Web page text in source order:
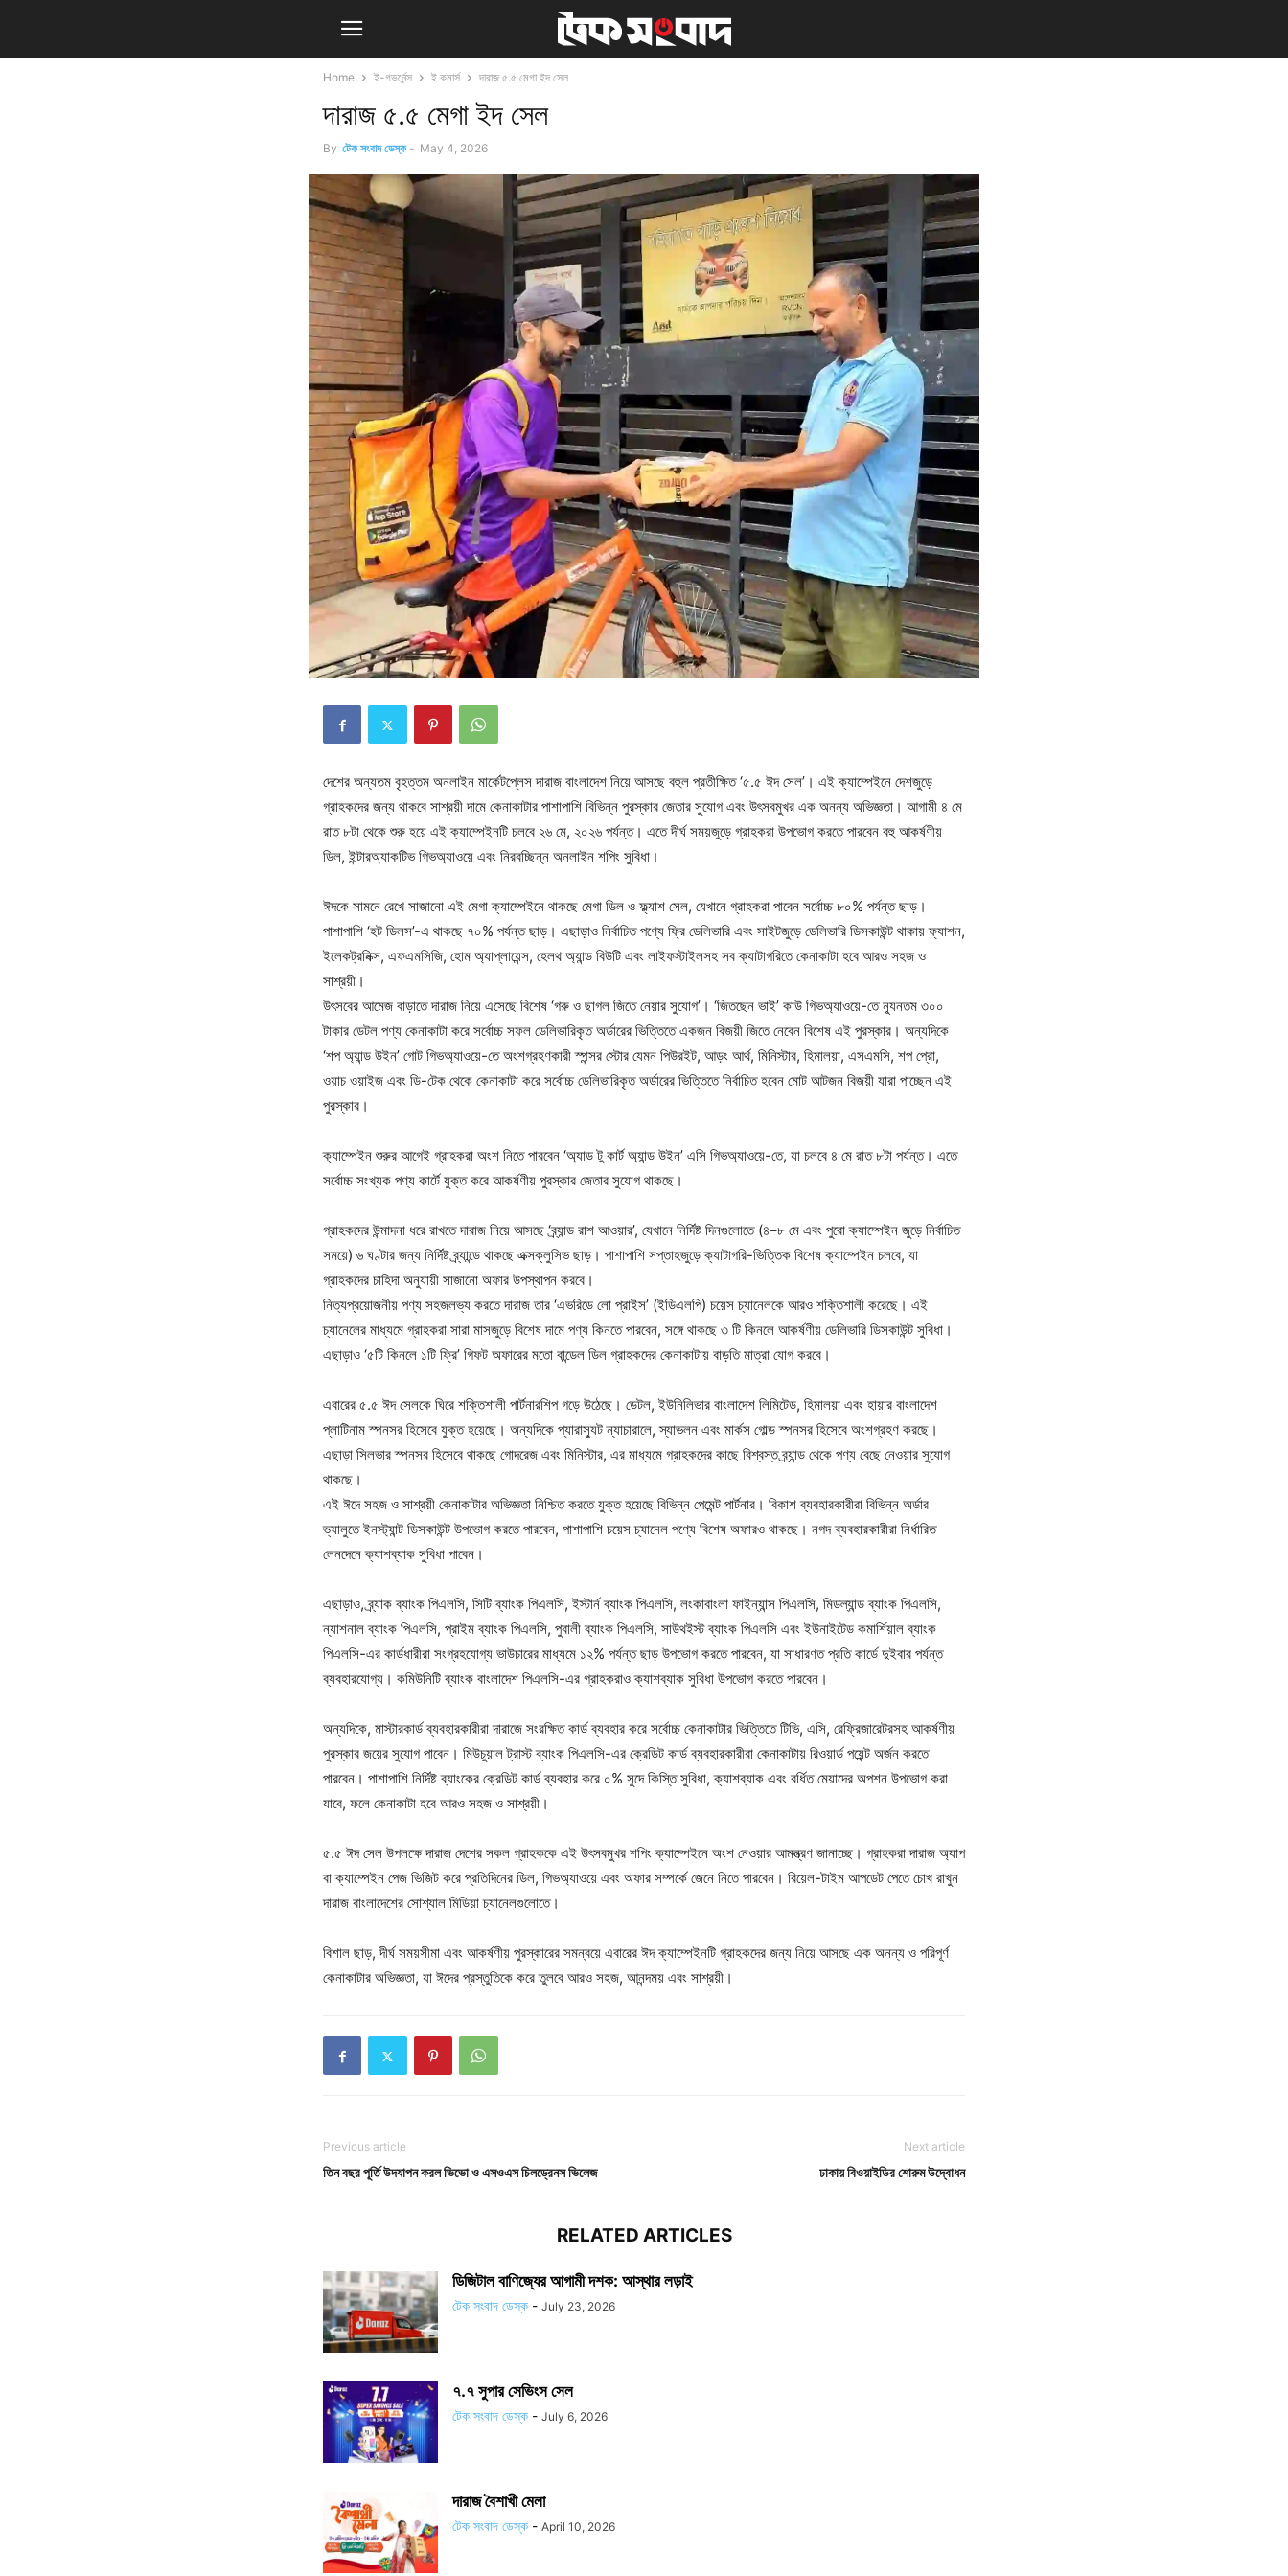
Home ই-গভর্নেন্স ই কমার্স দারাজ ৫.৫ মেগা ইদ সেল
দারাজ ৫.৫ মেগা ইদ সেল
By টেক সংবাদ ডেস্ক - May 4, 2026
দেশের অন্যতম বৃহত্তম অনলাইন মার্কেটপ্লেস দারাজ বাংলাদেশ নিয়ে আসছে বহুল প্রতীক্ষিত ‘৫.৫ ঈদ সেল’। এই ক্যাম্পেইনে দেশজুড়ে
গ্রাহকদের জন্য থাকবে সাশ্রয়ী দামে কেনাকাটার পাশাপাশি বিভিন্ন পুরস্কার জেতার সুযোগ এবং উৎসবমুখর এক অনন্য অভিজ্ঞতা। আগামী ৪ মে
রাত ৮টা থেকে শুরু হয়ে এই ক্যাম্পেইনটি চলবে ২৬ মে, ২০২৬ পর্যন্ত। এতে দীর্ঘ সময়জুড়ে গ্রাহকরা উপভোগ করতে পারবেন বহু আকর্ষণীয়
ডিল, ইন্টারঅ্যাকটিভ গিভঅ্যাওয়ে এবং নিরবচ্ছিন্ন অনলাইন শপিং সুবিধা।
ঈদকে সামনে রেখে সাজানো এই মেগা ক্যাম্পেইনে থাকছে মেগা ডিল ও ফ্ল্যাশ সেল, যেখানে গ্রাহকরা পাবেন সর্বোচ্চ ৮০% পর্যন্ত ছাড়।
পাশাপাশি ‘হট ডিলস’-এ থাকছে ৭০% পর্যন্ত ছাড়। এছাড়াও নির্বাচিত পণ্যে ফ্রি ডেলিভারি এবং সাইটজুড়ে ডেলিভারি ডিসকাউন্ট থাকায় ফ্যাশন,
ইলেকট্রনিক্স, এফএমসিজি, হোম অ্যাপ্লায়েন্স, হেলথ অ্যান্ড বিউটি এবং লাইফস্টাইলসহ সব ক্যাটাগরিতে কেনাকাটা হবে আরও সহজ ও
সাশ্রয়ী।
উৎসবের আমেজ বাড়াতে দারাজ নিয়ে এসেছে বিশেষ ‘গরু ও ছাগল জিতে নেয়ার সুযোগ’। ‘জিতছেন ভাই’ কাউ গিভঅ্যাওয়ে-তে ন্যূনতম ৩০০
টাকার ডেটল পণ্য কেনাকাটা করে সর্বোচ্চ সফল ডেলিভারিকৃত অর্ডারের ভিত্তিতে একজন বিজয়ী জিতে নেবেন বিশেষ এই পুরস্কার। অন্যদিকে
‘শপ অ্যান্ড উইন’ গোট গিভঅ্যাওয়ে-তে অংশগ্রহণকারী স্পন্সর স্টোর যেমন পিউরইট, আড়ং আর্থ, মিনিস্টার, হিমালয়া, এসএমসি, শপ প্রো,
ওয়াচ ওয়াইজ এবং ডি-টেক থেকে কেনাকাটা করে সর্বোচ্চ ডেলিভারিকৃত অর্ডারের ভিত্তিতে নির্বাচিত হবেন মোট আটজন বিজয়ী যারা পাচ্ছেন এই
পুরস্কার।
ক্যাম্পেইন শুরুর আগেই গ্রাহকরা অংশ নিতে পারবেন ‘অ্যাড টু কার্ট অ্যান্ড উইন’ এসি গিভঅ্যাওয়ে-তে, যা চলবে ৪ মে রাত ৮টা পর্যন্ত। এতে
সর্বোচ্চ সংখ্যক পণ্য কার্টে যুক্ত করে আকর্ষণীয় পুরস্কার জেতার সুযোগ থাকছে।
গ্রাহকদের উন্মাদনা ধরে রাখতে দারাজ নিয়ে আসছে ‘ব্র্যান্ড রাশ আওয়ার’, যেখানে নির্দিষ্ট দিনগুলোতে (৪–৮ মে এবং পুরো ক্যাম্পেইন জুড়ে নির্বাচিত
সময়ে) ৬ ঘণ্টার জন্য নির্দিষ্ট ব্র্যান্ডে থাকছে এক্সক্লুসিভ ছাড়। পাশাপাশি সপ্তাহজুড়ে ক্যাটাগরি-ভিত্তিক বিশেষ ক্যাম্পেইন চলবে, যা
গ্রাহকদের চাহিদা অনুযায়ী সাজানো অফার উপস্থাপন করবে।
নিত্যপ্রয়োজনীয় পণ্য সহজলভ্য করতে দারাজ তার ‘এভরিডে লো প্রাইস’ (ইডিএলপি) চয়েস চ্যানেলকে আরও শক্তিশালী করেছে। এই
চ্যানেলের মাধ্যমে গ্রাহকরা সারা মাসজুড়ে বিশেষ দামে পণ্য কিনতে পারবেন, সঙ্গে থাকছে ৩ টি কিনলে আকর্ষণীয় ডেলিভারি ডিসকাউন্ট সুবিধা।
এছাড়াও ‘৫টি কিনলে ১টি ফ্রি’ গিফট অফারের মতো বান্ডেল ডিল গ্রাহকদের কেনাকাটায় বাড়তি মাত্রা যোগ করবে।
এবারের ৫.৫ ঈদ সেলকে ঘিরে শক্তিশালী পার্টনারশিপ গড়ে উঠেছে। ডেটল, ইউনিলিভার বাংলাদেশ লিমিটেড, হিমালয়া এবং হায়ার বাংলাদেশ
প্লাটিনাম স্পনসর হিসেবে যুক্ত হয়েছে। অন্যদিকে প্যারাস্যুট ন্যাচারালে, স্যাভলন এবং মার্কস গোল্ড স্পনসর হিসেবে অংশগ্রহণ করছে।
এছাড়া সিলভার স্পনসর হিসেবে থাকছে গোদরেজ এবং মিনিস্টার, এর মাধ্যমে গ্রাহকদের কাছে বিশ্বস্ত ব্র্যান্ড থেকে পণ্য বেছে নেওয়ার সুযোগ
থাকছে।
এই ঈদে সহজ ও সাশ্রয়ী কেনাকাটার অভিজ্ঞতা নিশ্চিত করতে যুক্ত হয়েছে বিভিন্ন পেমেন্ট পার্টনার। বিকাশ ব্যবহারকারীরা বিভিন্ন অর্ডার
ভ্যালুতে ইনস্ট্যান্ট ডিসকাউন্ট উপভোগ করতে পারবেন, পাশাপাশি চয়েস চ্যানেল পণ্যে বিশেষ অফারও থাকছে। নগদ ব্যবহারকারীরা নির্ধারিত
লেনদেনে ক্যাশব্যাক সুবিধা পাবেন।
এছাড়াও, ব্র্যাক ব্যাংক পিএলসি, সিটি ব্যাংক পিএলসি, ইস্টার্ন ব্যাংক পিএলসি, লংকাবাংলা ফাইন্যান্স পিএলসি, মিডল্যান্ড ব্যাংক পিএলসি,
ন্যাশনাল ব্যাংক পিএলসি, প্রাইম ব্যাংক পিএলসি, পুবালী ব্যাংক পিএলসি, সাউথইস্ট ব্যাংক পিএলসি এবং ইউনাইটেড কমার্শিয়াল ব্যাংক
পিএলসি-এর কার্ডধারীরা সংগ্রহযোগ্য ভাউচারের মাধ্যমে ১২% পর্যন্ত ছাড় উপভোগ করতে পারবেন, যা সাধারণত প্রতি কার্ডে দুইবার পর্যন্ত
ব্যবহারযোগ্য। কমিউনিটি ব্যাংক বাংলাদেশ পিএলসি-এর গ্রাহকরাও ক্যাশব্যাক সুবিধা উপভোগ করতে পারবেন।
অন্যদিকে, মাস্টারকার্ড ব্যবহারকারীরা দারাজে সংরক্ষিত কার্ড ব্যবহার করে সর্বোচ্চ কেনাকাটার ভিত্তিতে টিভি, এসি, রেফ্রিজারেটরসহ আকর্ষণীয়
পুরস্কার জয়ের সুযোগ পাবেন। মিউচুয়াল ট্রাস্ট ব্যাংক পিএলসি-এর ক্রেডিট কার্ড ব্যবহারকারীরা কেনাকাটায় রিওয়ার্ড পয়েন্ট অর্জন করতে
পারবেন। পাশাপাশি নির্দিষ্ট ব্যাংকের ক্রেডিট কার্ড ব্যবহার করে ০% সুদে কিস্তি সুবিধা, ক্যাশব্যাক এবং বর্ধিত মেয়াদের অপশন উপভোগ করা
যাবে, ফলে কেনাকাটা হবে আরও সহজ ও সাশ্রয়ী।
৫.৫ ঈদ সেল উপলক্ষে দারাজ দেশের সকল গ্রাহককে এই উৎসবমুখর শপিং ক্যাম্পেইনে অংশ নেওয়ার আমন্ত্রণ জানাচ্ছে। গ্রাহকরা দারাজ অ্যাপ
বা ক্যাম্পেইন পেজ ভিজিট করে প্রতিদিনের ডিল, গিভঅ্যাওয়ে এবং অফার সম্পর্কে জেনে নিতে পারবেন। রিয়েল-টাইম আপডেট পেতে চোখ রাখুন
দারাজ বাংলাদেশের সোশ্যাল মিডিয়া চ্যানেলগুলোতে।
বিশাল ছাড়, দীর্ঘ সময়সীমা এবং আকর্ষণীয় পুরস্কারের সমন্বয়ে এবারের ঈদ ক্যাম্পেইনটি গ্রাহকদের জন্য নিয়ে আসছে এক অনন্য ও পরিপূর্ণ
কেনাকাটার অভিজ্ঞতা, যা ঈদের প্রস্তুতিকে করে তুলবে আরও সহজ, আনন্দময় এবং সাশ্রয়ী।
Previous article
তিন বছর পূর্তি উদযাপন করল ভিভো ও এসওএস চিলড্রেনস ভিলেজ
Next article
ঢাকায় বিওয়াইডির শোরুম উদ্বোধন
RELATED ARTICLES
ডিজিটাল বাণিজ্যের আগামী দশক: আস্থার লড়াই
টেক সংবাদ ডেস্ক - July 23, 2026
৭.৭ সুপার সেভিংস সেল
টেক সংবাদ ডেস্ক - July 6, 2026
দারাজ বৈশাখী মেলা
টেক সংবাদ ডেস্ক - April 10, 2026